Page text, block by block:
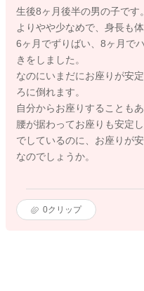
生後8ヶ月後半の男の子で
よりやや少なめで、身長も
6ヶ月でずりばい、8ヶ月で
きをしました。
なのにいまだにお座りが安
ろに倒れます。
自分からお座りすることもあ
腰が据わってお座りも安定
でしているのに、お座りが
なのでしょうか。
0クリップ